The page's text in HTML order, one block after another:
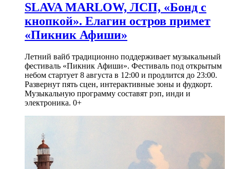
SLAVA MARLOW, ЛСП, «Бонд с
кнопкой». Елагин остров примет
«Пикник Афиши»
Летний вайб традиционно поддерживает музыкальный
фестиваль «Пикник Афиши». Фестиваль под открытым
небом стартует 8 августа в 12:00 и продлится до 23:00.
Развернут пять сцен, интерактивные зоны и фудкорт.
Музыкальную программу составят рэп, инди и
электроника. 0+